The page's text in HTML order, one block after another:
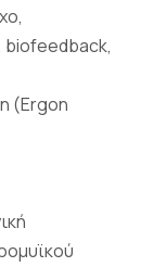
biofeedback,
(Ergon